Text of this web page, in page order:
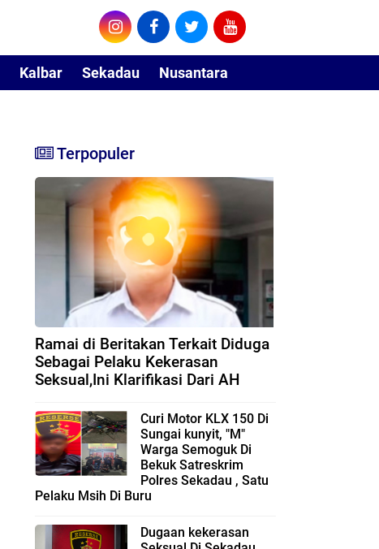
Kalbar Sekadau Nusantara
Terpopuler
Ramai di Beritakan Terkait Diduga
Sebagai Pelaku Kekerasan
Seksual,Ini Klarifikasi Dari AH
Curi Motor KLX 150 Di
Sungai kunyit, "M"
Warga Semoguk Di
Bekuk Satreskrim
Polres Sekadau , Satu
Pelaku Msih Di Buru
Dugaan kekerasan